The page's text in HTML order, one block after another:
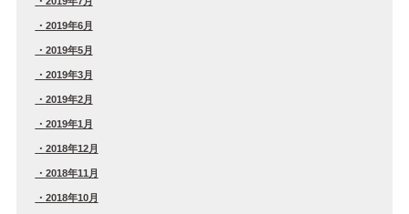
2019年6月
2019年5月
2019年3月
2019年2月
2019年1月
2018年12月
2018年11月
2018年10月